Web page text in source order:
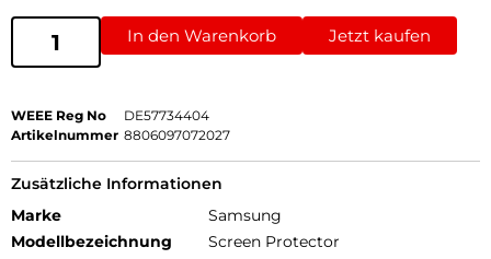
In den Warenkorb Jetzt kaufen
WEEE Reg No
DE57734404
Artikelnummer 8806097072027
Zusätzliche Informationen
Marke
Samsung
Modellbezeichnung
Screen Protector